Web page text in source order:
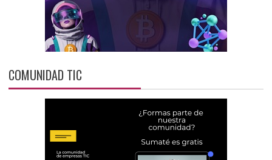
COMUNIDAD TIC